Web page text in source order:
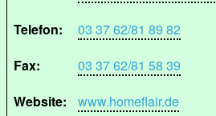
Telefon:
03 37 62/81 89 82
Fax:
03 37 62/81 58 39
Website:
www.homeflair.de